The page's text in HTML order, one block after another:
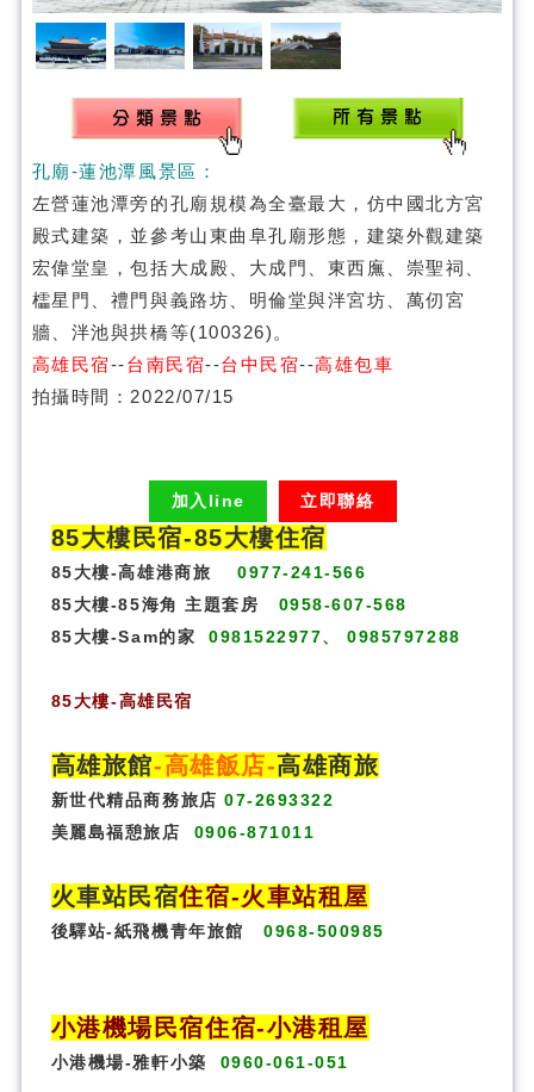
孔廟-蓮池潭風景區：
左營蓮池潭旁的孔廟規模為全臺最大，仿中國北方宮
殿式建築，並參考山東曲阜孔廟形態，建築外觀建築
宏偉堂皇，包括大成殿、大成門、東西廡、崇聖祠、
櫺星門、禮門與義路坊、明倫堂與泮宮坊、萬仞宮
牆、泮池與拱橋等(100326)。
高雄民宿--台南民宿--台中民宿--高雄包車
拍攝時間：2022/07/15
加入line 立即聯絡
85大樓民宿-85大樓住宿
85大樓-高雄港商旅
0977-241-566
85大樓-85海角 主題套房
0958-607-568
85大樓-Sam的家
0981522977、 0985797288
85大樓-高雄民宿
高雄旅館-高雄飯店-高雄商旅
新世代精品商務旅店 07-2693322
美麗島福憩旅店
0906-871011
火車站民宿住宿-火車站租屋
後驛站-紙飛機青年旅館 0968-500985
小港機場民宿住宿-小港租屋
小港機場-雅軒小築 0960-061-051